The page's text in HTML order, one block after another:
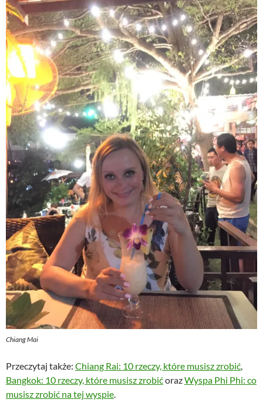
Chiang Mai
Przeczytaj także: Chiang Rai: 10 rzeczy, które musisz zrobić,
Bangkok: 10 rzeczy, które musisz zrobićorazWyspa Phi Phi: co
musisz zrobić na tej wyspie.